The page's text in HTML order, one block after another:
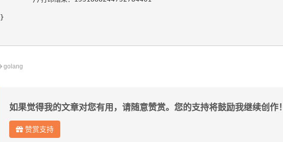
}
golang
如果觉得我的文章对您有用，请随意赞赏。您的支持将鼓励我继续创作！
赞赏支持